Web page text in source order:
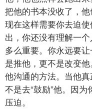
把他的书本没收了，
现在这样需要你去迫
出，你还没有理解一
多么重要。你永远要
是推他，更不是改变
他沟通的方法。当他
不是去“鼓励”他。因
压迫。